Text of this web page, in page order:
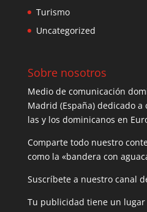
Turismo
Uncategorized
Sobre nosotros
Medio de comunicación
Madrid (España) dedicado
las y los dominicanos en
Comparte todo nuestro
como la «bandera con
Suscríbete a nuestro canal
Tu publicidad tiene un